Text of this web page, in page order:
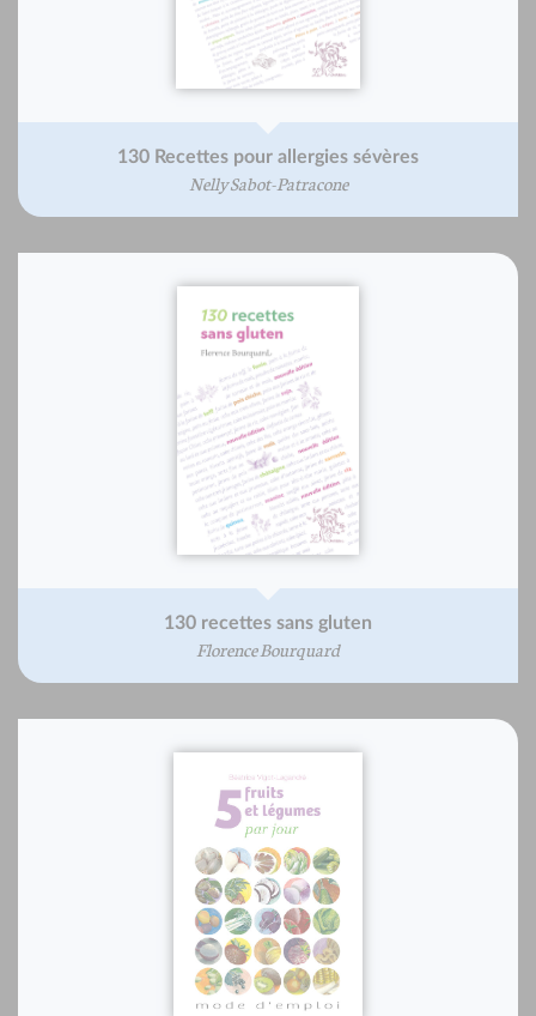
130 Recettes pour allergies sévères
Nelly Sabot-Patracone
130 recettes sans gluten
Florence Bourquard